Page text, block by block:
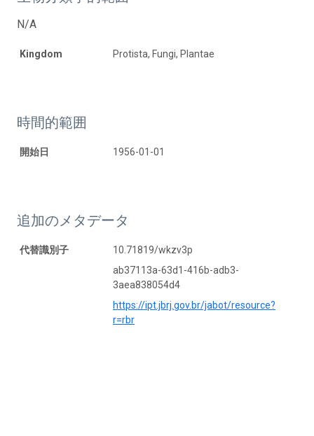
N/A
Kingdom Protista, Fungi, Plantae
時間的範囲
開始日 1956-01-01
追加のメタデータ
代替識別子
10.71819/wkzv3p
ab37113a-63d1-416b-adb3-
3aea838054d4
https://ipt.jbrj.gov.br/jabot/resource?
r=rbr